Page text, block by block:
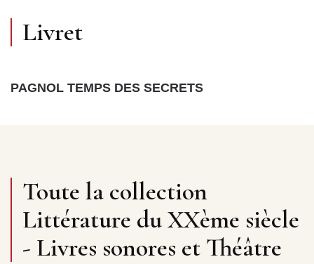
Livret
PAGNOL TEMPS DES SECRETS
Toute la collection
Littérature du XXème siècle
- Livres sonores et Théâtre